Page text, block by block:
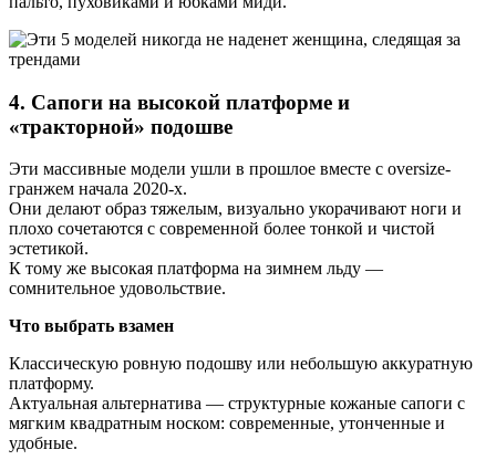
4. Сапоги на высокой платформе и
«тракторной» подошве
Эти массивные модели ушли в прошлое вместе с oversize-
гранжем начала 2020-х.
Они делают образ тяжелым, визуально укорачивают ноги и
плохо сочетаются с современной более тонкой и чистой
эстетикой.
К тому же высокая платформа на зимнем льду —
сомнительное удовольствие.
Что выбрать взамен
Классическую ровную подошву или небольшую аккуратную
платформу.
Актуальная альтернатива — структурные кожаные сапоги с
мягким квадратным носком: современные, утонченные и
удобные.